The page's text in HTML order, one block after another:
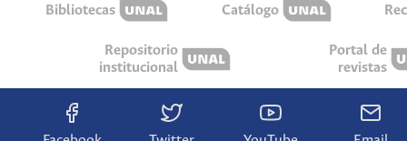
Bibliotecas Catálogo
Repositorio
institucional
Portal de
revistas